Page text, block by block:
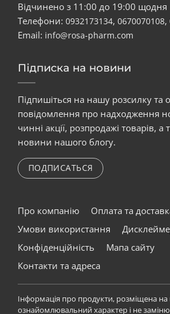
Відчинено з 11:00 до 19:00 щодня
Телефони: 0932173134, 0670070108,
Email: info@rosa-pharm.com
Підписка на новини
Підпишіться на нашу розсилку та
повідомлення про надходження
чинні акції, розпродажі товарів, а
новини нашого блогу.
ПОДПИСАТЬСЯ
Про компанію
Оплата та
Умови використання
Конфіденційність
Мапа сайту
Контакти та адреса
Інформація про продукти, розміщена на
ознайомлювальний характер і не